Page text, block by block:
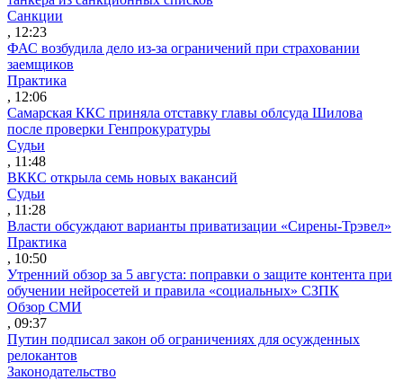
Санкции
, 12:23
ФАС возбудила дело из-за ограничений при страховании
заемщиков
Практика
, 12:06
Самарская ККС приняла отставку главы облсуда Шилова
после проверки Генпрокуратуры
Судьи
, 11:48
ВККС открыла семь новых вакансий
Судьи
, 11:28
Власти обсуждают варианты приватизации «Сирены-Трэвел»
Практика
, 10:50
Утренний обзор за 5 августа: поправки о защите контента при
обучении нейросетей и правила «социальных» СЗПК
Обзор СМИ
, 09:37
Путин подписал закон об ограничениях для осужденных
релокантов
Законодательство